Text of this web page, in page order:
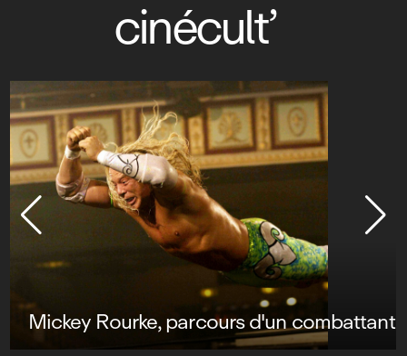
cinécult’
Mickey Rourke, parcours d'un combattant